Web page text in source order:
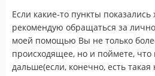
Если какие-то пункты
рекомендую обращаться за
моей помощью Вы не только
происходящее, но и поймете, что
дальше(если, конечно, есть такая